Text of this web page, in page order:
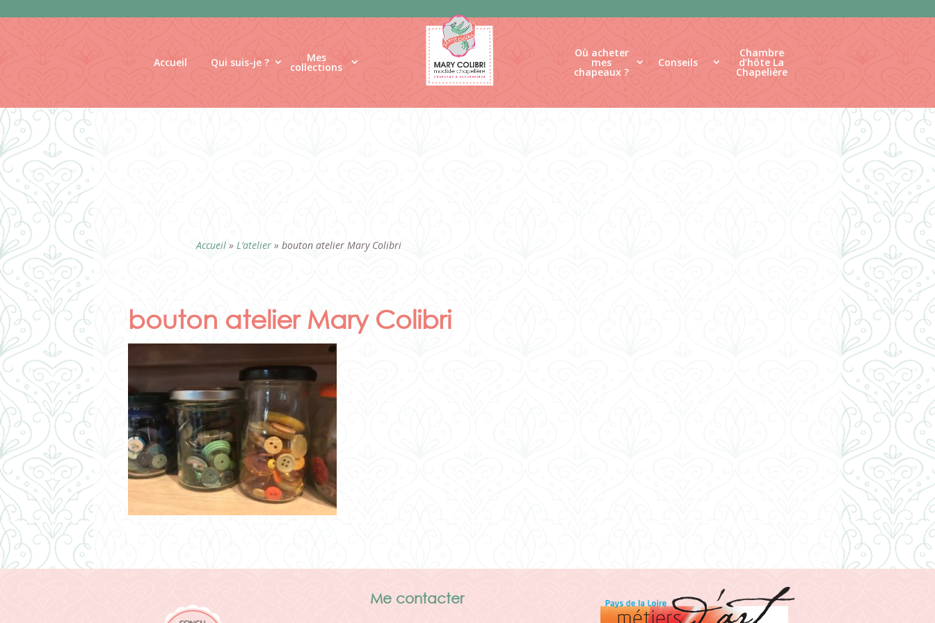
Accueil Qui suis-je ? Mes
collections
Où acheter
mes
chapeaux ?
Conseils
Chambre
d’hôte La
Chapelière
Accueil» L’atelier» bouton atelier Mary Colibri
bouton atelier Mary Colibri
Me contacter